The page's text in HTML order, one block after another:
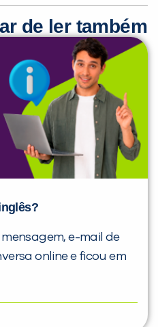
de ler também
e-mail de
online e ficou em